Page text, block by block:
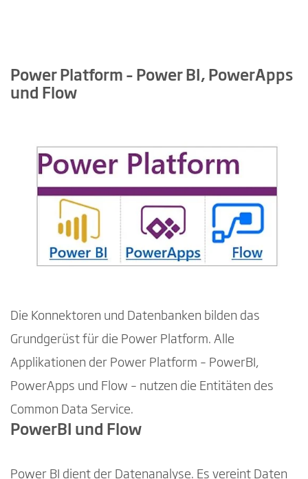
Power Platform – Power BI, PowerApps
und Flow
Die Konnektoren und Datenbanken bilden das
Grundgerüst für die Power Platform. Alle
Applikationen der Power Platform – PowerBI,
PowerApps und Flow – nutzen die Entitäten des
Common Data Service.
PowerBI und Flow
Power BI dient der Datenanalyse. Es vereint Daten